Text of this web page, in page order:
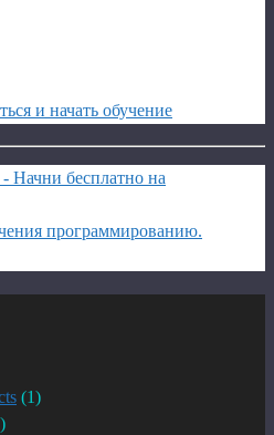
и начать обучение
программированию.
(1)